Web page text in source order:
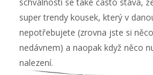
super trendy kousek, který v
nepotřebujete (zrovna jste si
nedávnem) a naopak když něco
nalezení.